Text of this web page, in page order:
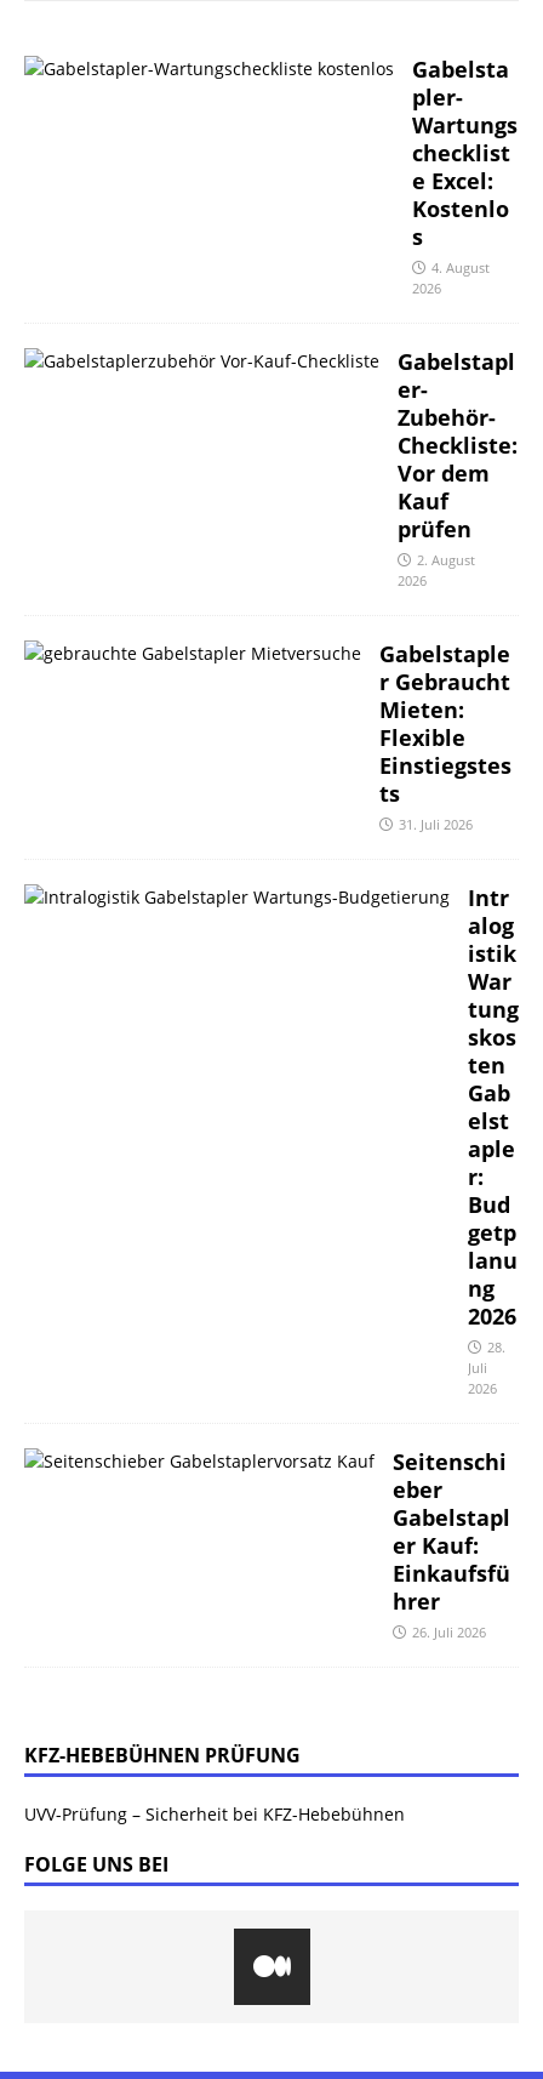
Gabelsta
pler-
Wartungs
checklist
e Excel:
Kostenlo
s
4. August
2026
Gabelstapl
er-
Zubehör-
Checkliste:
Vor dem
Kauf
prüfen
2. August
2026
Gabelstaple
r Gebraucht
Mieten:
Flexible
Einstiegstes
ts
31. Juli 2026
Intr
alog
istik
War
tung
skos
ten
Gab
elst
aple
r:
Bud
getp
lanu
ng
2026
28.
Juli
2026
Seitenschi
eber
Gabelstapl
er Kauf:
Einkaufsfü
hrer
26. Juli 2026
KFZ-HEBEBÜHNEN PRÜFUNG
UVV-Prüfung – Sicherheit bei KFZ-Hebebühnen
FOLGE UNS BEI